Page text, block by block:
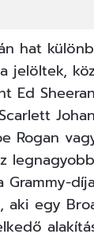
hat
jelöltek,
Ed
Rogan
Grammy-
aki egy